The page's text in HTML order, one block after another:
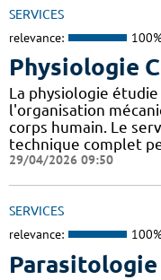
SERVICES
relevance:
Physiologie
La physiologie
l'organisation
corps humain. Le
technique complet
29/04/2026 09:50
SERVICES
relevance: